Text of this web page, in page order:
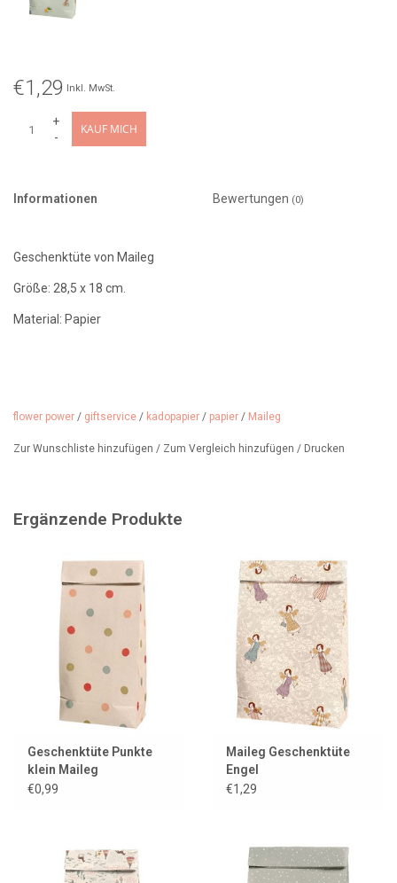
€1,29 Inkl. MwSt.
+
-
KAUF MICH
Informationen Bewertungen (0)
Geschenktüte von Maileg
Größe: 28,5 x 18 cm.
Material: Papier
flower power / giftservice / kadopapier / papier / Maileg
Zur Wunschliste hinzufügen / Zum Vergleich hinzufügen / Drucken
Ergänzende Produkte
Geschenktüte Punkte
klein Maileg
€0,99
Maileg Geschenktüte
Engel
€1,29